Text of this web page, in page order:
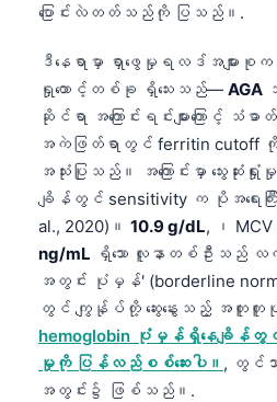
ပြောင်းလဲတတ်သည်ကို ပြသည်။.
ဒီနေရာမှာ ရှာဖွေမှုရလဒ်အများစုက
ရှုထောင့်တစ်ခု ရှိသေးသည်— AGA
ဆိုင်ရာ အကြောင်းရင်းများကြောင့် သံဓ
အကဲဖြတ်ရာတွင် ferritin cutoff
အသုံးပြုသည်။ အကြောင်းမှာ သွေးဆုံးရှုံး
ချိန်တွင် sensitivity က ပိုအရေးကြီး
al., 2020)။ 10.9 g/dL, ၊ MCV
ng/mL ရှိသော လူနာတစ်ဦးသည်
အတွင်း ပုံမှန်' (borderline
တွင် ကျွန်ုပ်တို့ ဆွေးနွေးသည့် အတူတူ
hemoglobin ပုံမှန်ရှိနေချိန်တွင်
မှုကို ပြန်လည်စစ်ဆေးပါ။ , တွင်သ
အတွင်း၌ ဖြစ်သည်။.